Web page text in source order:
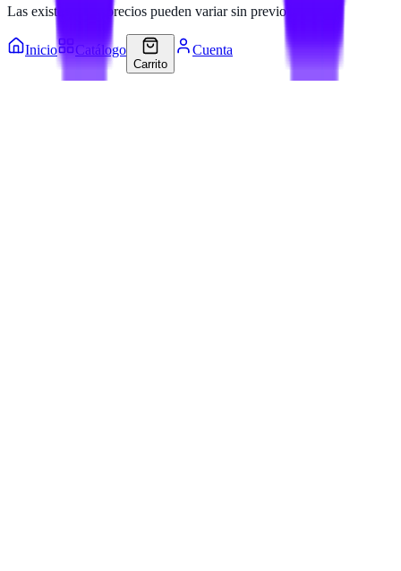
Las existencias y precios pueden variar sin previo aviso.
Inicio Catálogo
Carrito
Cuenta